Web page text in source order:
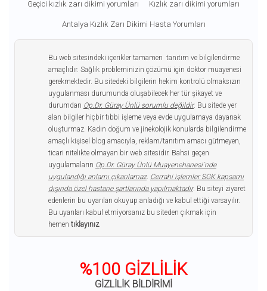
Geçici kızlık zarı dikimi yorumları Kızlık zarı dikimi yorumları
Antalya Kızlık Zarı Dikimi Hasta Yorumları
Bu web sitesindeki içerikler tamamen tanıtım ve bilgilendirme
amaçlıdır. Sağlık probleminizin çözümü için doktor muayenesi
gerekmektedir. Bu sitedeki bilgilerin hekim kontrolü olmaksızın
uygulanması durumunda oluşabilecek her tür şikayet ve
durumdan Op.Dr. Güray Ünlü sorumlu değildir. Bu sitede yer
alan bilgiler hiçbir tıbbi işleme veya evde uygulamaya dayanak
oluşturmaz. Kadın doğum ve jinekolojik konularda bilgilendirme
amaçlı kişisel blog amacıyla, reklam/tanıtım amacı gütmeyen,
ticari nitelikte olmayan bir web sitesidir. Bahsi geçen
uygulamaların Op.Dr. Güray Ünlü Muayenehanesi`nde
uygulandığı anlamı çıkarılamaz. Cerrahi işlemler SGK kapsamı
dışında özel hastane şartlarında yapılmaktadır. Bu siteyi ziyaret
edenlerin bu uyarıları okuyup anladığı ve kabul ettiği varsayılır.
Bu uyarıları kabul etmiyorsanız bu siteden çıkmak için
hemen tıklayınız.
%100 GİZLİLİK
GİZLİLİK BİLDİRİMİ